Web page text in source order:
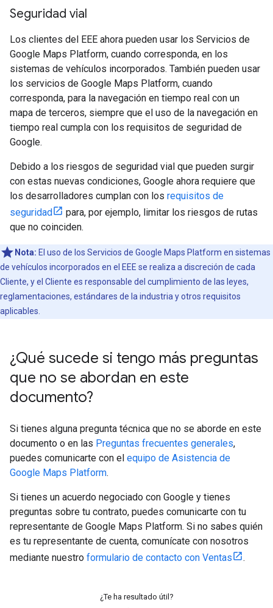
Seguridad vial
Los clientes del EEE ahora pueden usar los Servicios de
Google Maps Platform, cuando corresponda, en los
sistemas de vehículos incorporados. También pueden usar
los servicios de Google Maps Platform, cuando
corresponda, para la navegación en tiempo real con un
mapa de terceros, siempre que el uso de la navegación en
tiempo real cumpla con los requisitos de seguridad de
Google.
Debido a los riesgos de seguridad vial que pueden surgir
con estas nuevas condiciones, Google ahora requiere que
los desarrolladores cumplan con los requisitos de
seguridad
para, por ejemplo, limitar los riesgos de rutas
que no coinciden.
Nota: El uso de los Servicios de Google Maps Platform en sistemas
de vehículos incorporados en el EEE se realiza a discreción de cada
Cliente, y el Cliente es responsable del cumplimiento de las leyes,
reglamentaciones, estándares de la industria y otros requisitos
aplicables.
¿Qué sucede si tengo más preguntas
que no se abordan en este
documento?
Si tienes alguna pregunta técnica que no se aborde en este
documento o en las Preguntas frecuentes generales,
puedes comunicarte con el equipo de Asistencia de
Google Maps Platform.
Si tienes un acuerdo negociado con Google y tienes
preguntas sobre tu contrato, puedes comunicarte con tu
representante de Google Maps Platform. Si no sabes quién
es tu representante de cuenta, comunícate con nosotros
mediante nuestro formulario de contacto con Ventas .
¿Te ha resultado útil?